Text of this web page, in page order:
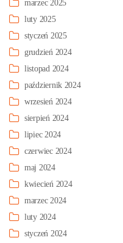
marzec 2025
luty 2025
styczeń 2025
grudzień 2024
listopad 2024
październik 2024
wrzesień 2024
sierpień 2024
lipiec 2024
czerwiec 2024
maj 2024
kwiecień 2024
marzec 2024
luty 2024
styczeń 2024